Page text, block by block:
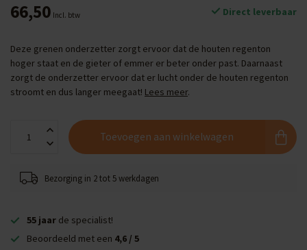
66,50 Incl. btw Direct leverbaar
Deze grenen onderzetter zorgt ervoor dat de houten regenton
hoger staat en de gieter of emmer er beter onder past. Daarnaast
zorgt de onderzetter ervoor dat er lucht onder de houten regenton
stroomt en dus langer meegaat! Lees meer.
Toevoegen aan winkelwagen
Bezorging in 2 tot 5 werkdagen
55 jaar de specialist!
Beoordeeld met een 4,6 / 5